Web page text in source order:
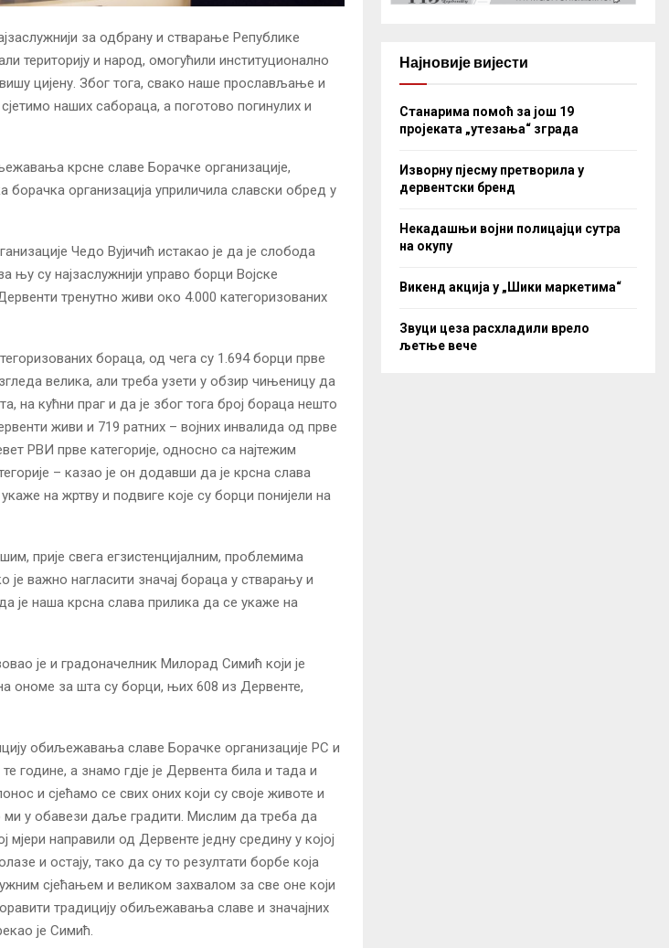
за одбрану и стварање Републике
територију и народ, омогућили институционално
цијену. Због тога, свако наше прослављање и
наших сабораца, а поготово погинулих и
крсне славе Борачке организације,
борачка организација уприличила славски обред у
Чедо Вујичић истакао је да је слобода
њу су најзаслужнији управо борци Војске
тренутно живи око 4.000 категоризованих
бораца, од чега су 1.694 борци прве
велика, али треба узети у обзир чињеницу да
на кућни праг и да је због тога број бораца нешто
живи и 719 ратних – војних инвалида од прве
РВИ прве категорије, односно са најтежим
– казао је он додавши да је крсна слава
на жртву и подвиге које су борци понијели на
прије свега егзистенцијалним, проблемима
важно нагласити значај бораца у стварању и
је наша крсна слава прилика да се укаже на
је и градоначелник Милорад Симић који је
ономе за шта су борци, њих 608 из Дервенте,
обиљежавања славе Борачке организације РС и
године, а знамо гдје је Дервента била и тада и
и сјећамо се свих оних који су своје животе и
ми у обавези даље градити. Мислим да треба да
направили од Дервенте једну средину у којој
и остају, тако да су то резултати борбе која
сјећањем и великом захвалом за све оне који
традицију обиљежавања славе и значајних
је Симић.
Најновије вијести
Станарима помоћ за још 19
пројеката „утезања“ зграда
Изворну пјесму претворила у
дервентски бренд
Некадашњи војни полицајци сутра
на окупу
Викенд акција у „Шики маркетима“
Звуци цеза расхладили врело
љетње вече